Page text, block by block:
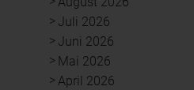
Juli 2026
Juni 2026
Mai 2026
April 2026